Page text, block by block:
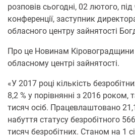
розповів сьогодні, 02 лютого, під
конференції, заступник
обласного центру зайнятості
Про це Новинам
обласному центрі зайнятості.
«У 2017 році кількість
8,2 % у порівнянні з 2016 роком,
тисяч осіб. Працевлаштовано
набуття статусу безробітного
тисяч безробітних. Станом на 1